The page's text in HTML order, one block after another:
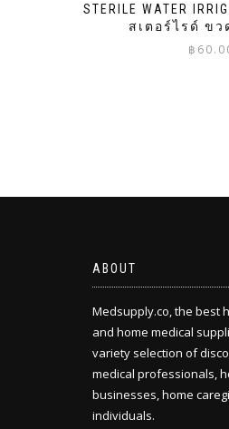
STERILE WATER
สเตอร์ไรด์ ขวด
฿
ABOUT
Medsupply.co, the best
and home medical
variety selection of
medical professionals,
businesses, home
individuals.